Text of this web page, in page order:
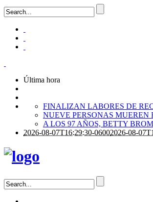
Última hora
FINALIZAN LABORES DE
NUEVE PERSONAS
A LOS 97 AÑOS, BETTY
2026-08-07T16:29:30-06002026-08-